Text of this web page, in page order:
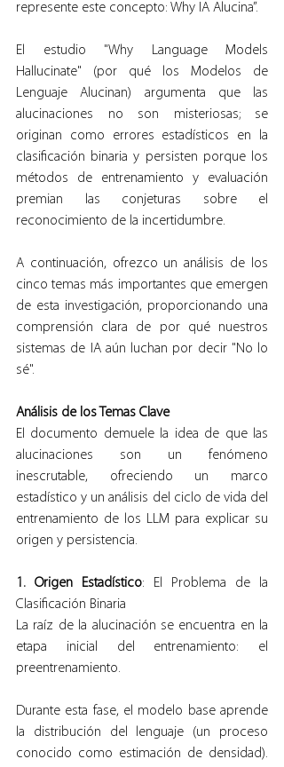
represente este concepto: Why IA Alucina”.
El estudio "Why Language Models
Hallucinate" (por qué los Modelos de
Lenguaje Alucinan) argumenta que las
alucinaciones no son misteriosas; se
originan como errores estadísticos en la
clasificación binaria y persisten porque los
métodos de entrenamiento y evaluación
premian las conjeturas sobre el
reconocimiento de la incertidumbre.
A continuación, ofrezco un análisis de los
cinco temas más importantes que emergen
de esta investigación, proporcionando una
comprensión clara de por qué nuestros
sistemas de IA aún luchan por decir "No lo
sé".
Análisis de los Temas Clave
El documento demuele la idea de que las
alucinaciones son un fenómeno
inescrutable, ofreciendo un marco
estadístico y un análisis del ciclo de vida del
entrenamiento de los LLM para explicar su
origen y persistencia.
1. Origen Estadístico: El Problema de la
Clasificación Binaria
La raíz de la alucinación se encuentra en la
etapa inicial del entrenamiento: el
preentrenamiento.
Durante esta fase, el modelo base aprende
la distribución del lenguaje (un proceso
conocido como estimación de densidad).